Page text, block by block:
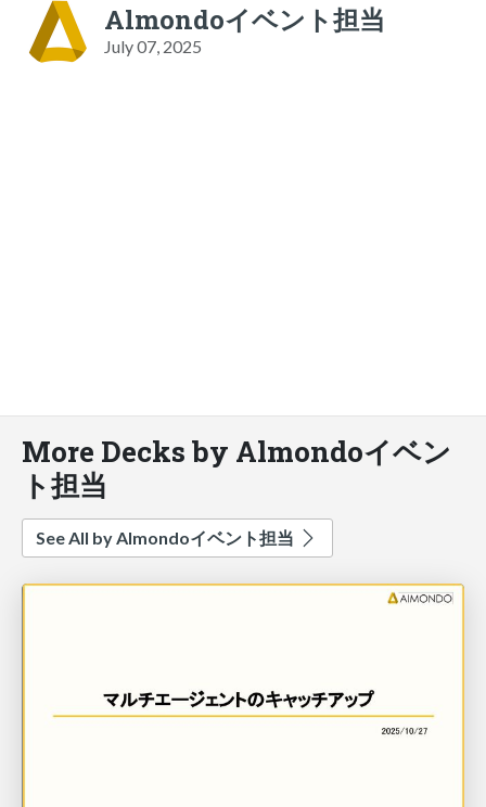
Almondoイベント担当
July 07, 2025
More Decks by Almondoイベン
ト担当
See All by Almondoイベント担当